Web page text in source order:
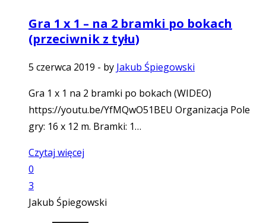
Gra 1 x 1 – na 2 bramki po bokach
(przeciwnik z tyłu)
5 czerwca 2019 - by Jakub Śpiegowski
Gra 1 x 1 na 2 bramki po bokach (WIDEO)
https://youtu.be/YfMQwO51BEU Organizacja Pole
gry: 16 x 12 m. Bramki: 1…
Czytaj więcej
0
3
Jakub Śpiegowski